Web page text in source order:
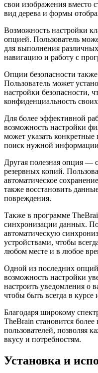
свои изображения вместо
вид дерева и формы
Возможность настройки
опцией. Пользователь
для выполнения
навигацию и работу с
Опции безопасности
Пользователь может
настройки безопасности,
конфиденциальность
Для более эффективной
возможность настройки
может указать
поиск нужной
Другая полезная опция —
резервных копий.
автоматическое
также восстановить
повреждения.
Также в программе
синхронизации данных.
автоматическую
устройствами, чтобы
любом месте и в любое
Одной из последних
возможность настройки
настроить уведомления о
чтобы быть всегда в
Благодаря широкому
TheBrain становится
пользователей, позволяя
вкусу и потребностям.
Установка и